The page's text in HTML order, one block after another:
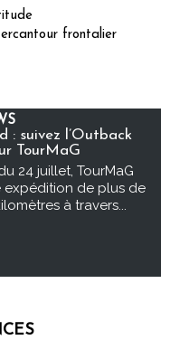
frontalier
: suivez l’Outback
TourMaG
24 juillet, TourMaG
expédition de plus de
à travers...